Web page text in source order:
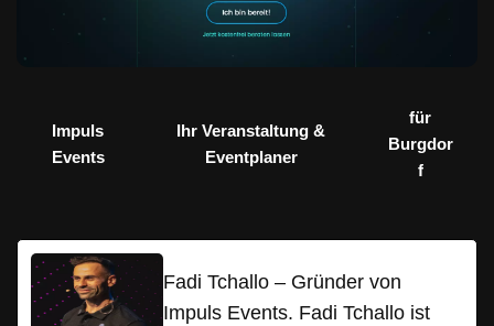
Impuls
Events
Ihr Veranstaltung &
Eventplaner
für
Burgdor
f
Fadi Tchallo – Gründer von
Impuls Events. Fadi Tchallo ist